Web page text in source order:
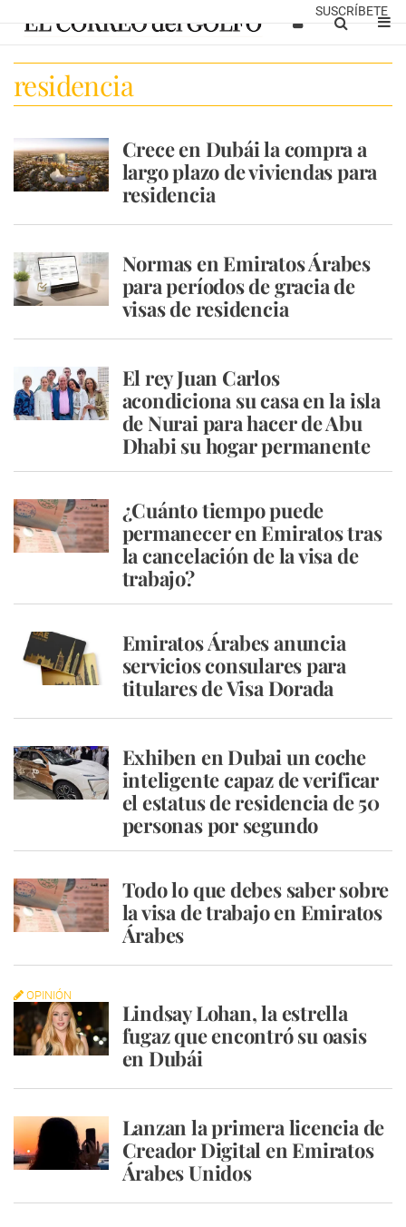
SUSCRÍBETE
residencia
Crece en Dubái la compra a
largo plazo de viviendas para
residencia
Normas en Emiratos Árabes
para períodos de gracia de
visas de residencia
El rey Juan Carlos
acondiciona su casa en la isla
de Nurai para hacer de Abu
Dhabi su hogar permanente
¿Cuánto tiempo puede
permanecer en Emiratos tras
la cancelación de la visa de
trabajo?
Emiratos Árabes anuncia
servicios consulares para
titulares de Visa Dorada
Exhiben en Dubai un coche
inteligente capaz de verificar
el estatus de residencia de 50
personas por segundo
Todo lo que debes saber sobre
la visa de trabajo en Emiratos
Árabes
OPINIÓN
Lindsay Lohan, la estrella
fugaz que encontró su oasis
en Dubái
Lanzan la primera licencia de
Creador Digital en Emiratos
Árabes Unidos